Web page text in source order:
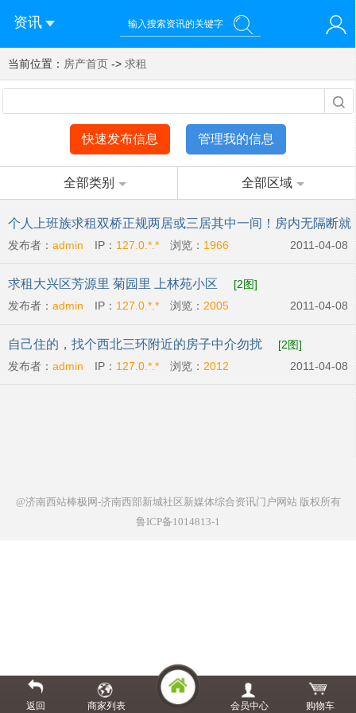
资讯
您好！欢迎来到济南西站棒极网-济南西部新城社区新媒体综
合资讯门户网站
登录 注册 微信快速登录
当前位置： 房产首页 -> 求租
快速发布信息 管理我的信息
全部类别 全部区域
个人上班族求租双桥正规两居或三居其中一间！房内无隔断就
行
[2图]
发布者： admin IP： 127.0.*.* 浏览： 1966 2011-04-08
求租大兴区芳源里 菊园里 上林苑小区
[2图]
发布者： admin IP： 127.0.*.* 浏览： 2005 2011-04-08
自己住的，找个西北三环附近的房子中介勿扰
[2图]
发布者： admin IP： 127.0.*.* 浏览： 2012 2011-04-08
@济南西站棒极网-济南西部新城社区新媒体综合资讯门户网站版权所有
鲁ICP备1014813-1
返回 商家列表 会员中心 购物车